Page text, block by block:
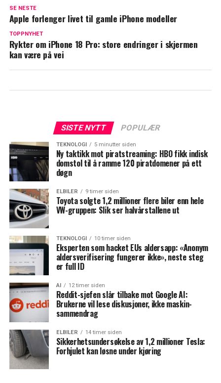
SE NESTE
Apple forlenger livet til gamle iPhone modeller
TOPPNYHET
Rykter om iPhone 18 Pro: store endringer i skjermen
kan være på vei
SISTE NYTT POPULÆR
TEKNOLOGI 5 minutter siden
Ny taktikk mot piratstreaming: HBO fikk indisk
domstol til å ramme 120 piratdomener på ett
døgn
ELBILER 9 timer siden
Toyota solgte 1,2 millioner flere biler enn hele
VW-gruppen: Slik ser halvårstallene ut
TEKNOLOGI 10 timer siden
Eksperten som hacket EUs aldersapp: «Anonym
aldersverifisering fungerer ikke», neste steg
er full ID
AI 12 timer siden
Reddit-sjefen slår tilbake mot Google AI:
Brukerne vil lese diskusjoner, ikke maskin-
sammendrag
ELBILER 14 timer siden
Sikkerhetsundersøkelse av 1,2 millioner Tesla:
Forhjulet kan løsne under kjøring